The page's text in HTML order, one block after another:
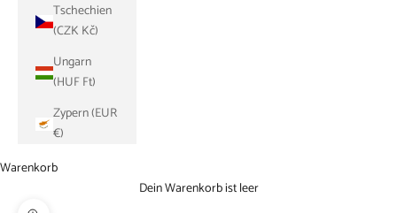
Tschechien
(CZK Kč)
Ungarn
(HUF Ft)
Zypern (EUR
€)
Warenkorb
Dein Warenkorb ist leer